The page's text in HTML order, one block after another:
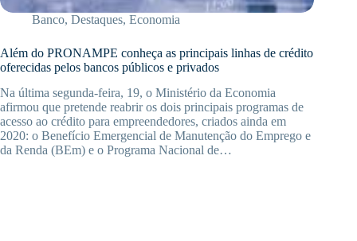
Banco, Destaques, Economia
Além do PRONAMPE conheça as principais linhas de crédito
oferecidas pelos bancos públicos e privados
Na última segunda-feira, 19, o Ministério da Economia
afirmou que pretende reabrir os dois principais programas de
acesso ao crédito para empreendedores, criados ainda em
2020: o Benefício Emergencial de Manutenção do Emprego e
da Renda (BEm) e o Programa Nacional de…